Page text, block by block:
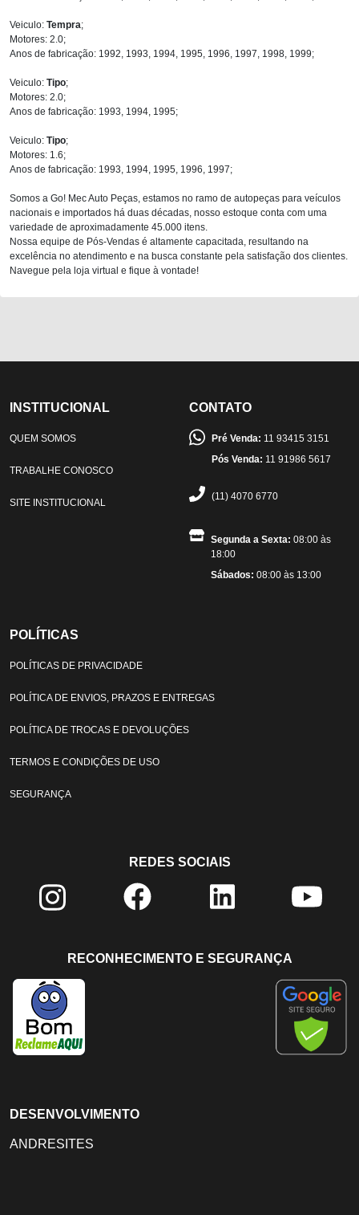
Veiculo: Tempra;
Motores: 2.0;
Anos de fabricação: 1992, 1993, 1994, 1995, 1996, 1997, 1998, 1999;
Veiculo: Tipo;
Motores: 2.0;
Anos de fabricação: 1993, 1994, 1995;
Veiculo: Tipo;
Motores: 1.6;
Anos de fabricação: 1993, 1994, 1995, 1996, 1997;
Somos a Go! Mec Auto Peças, estamos no ramo de autopeças para veículos
nacionais e importados há duas décadas, nosso estoque conta com uma
variedade de aproximadamente 45.000 itens.
Nossa equipe de Pós-Vendas é altamente capacitada, resultando na
excelência no atendimento e na busca constante pela satisfação dos clientes.
Navegue pela loja virtual e fique à vontade!
INSTITUCIONAL
QUEM SOMOS
TRABALHE CONOSCO
SITE INSTITUCIONAL
CONTATO
Pré Venda: 11 93415 3151
Pós Venda: 11 91986 5617
(11) 4070 6770
Segunda a Sexta: 08:00 às
18:00
Sábados: 08:00 às 13:00
POLÍTICAS
POLÍTICAS DE PRIVACIDADE
POLÍTICA DE ENVIOS, PRAZOS E ENTREGAS
POLÍTICA DE TROCAS E DEVOLUÇÕES
TERMOS E CONDIÇÕES DE USO
SEGURANÇA
REDES SOCIAIS
RECONHECIMENTO E SEGURANÇA
DESENVOLVIMENTO
ANDRESITES